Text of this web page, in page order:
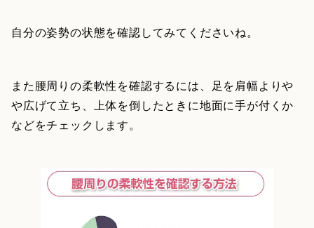
自分の姿勢の状態を確認してみてくださいね。
また腰周りの柔軟性を確認するには、足を肩幅よりや
や広げて立ち、上体を倒したときに地面に手が付くか
などをチェックします。